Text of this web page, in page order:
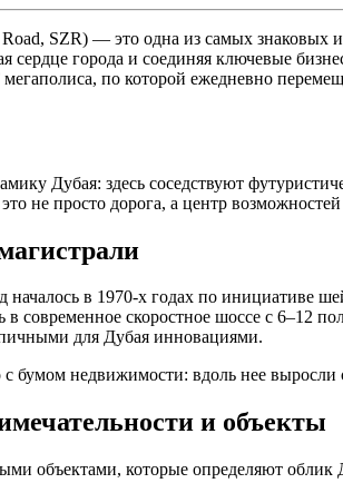
SZR) — это одна из самых знаковых
сердце города и соединяя ключевые
мегаполиса, по которой ежедневно
Дубая: здесь соседствуют
не просто дорога, а центр
началось в 1970-х годах по инициативе
в современное скоростное шоссе с
для Дубая инновациями.
с бумом недвижимости: вдоль нее
и объекты
объектами, которые определяют облик